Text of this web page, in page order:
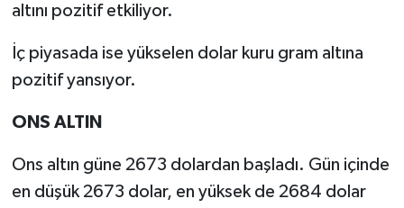
altını pozitif etkiliyor.
İç piyasada ise yükselen dolar kuru gram altına
pozitif yansıyor.
ONS ALTIN
Ons altın güne 2673 dolardan başladı. Gün içinde
en düşük 2673 dolar, en yüksek de 2684 dolar